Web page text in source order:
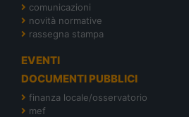
comunicazioni
novità normative
rassegna stampa
EVENTI
DOCUMENTI PUBBLICI
finanza locale/osservatorio
mef